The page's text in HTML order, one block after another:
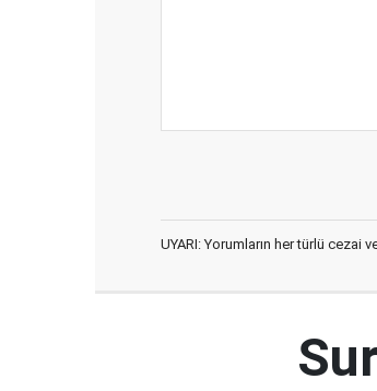
UYARI: Yorumların her türlü cezai